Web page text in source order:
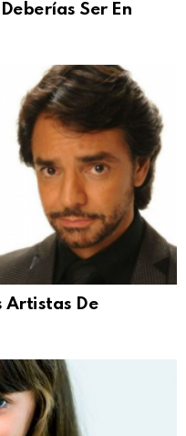
Ser En
Artistas De